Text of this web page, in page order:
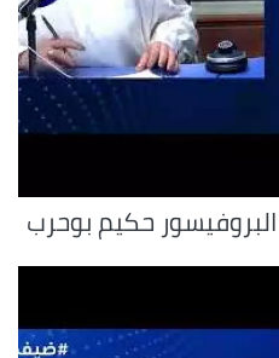
البروفيسور حكيم بوحرب